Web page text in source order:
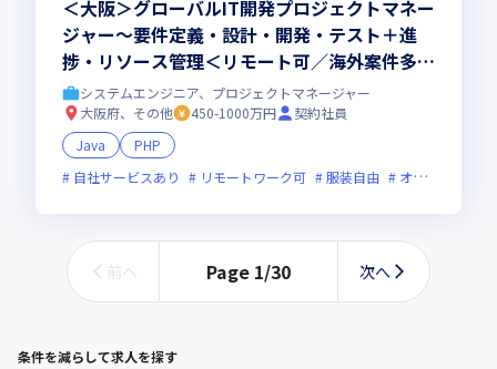
＜大阪＞グローバルIT開発プロジェクトマネー
ジャー～要件定義・設計・開発・テスト＋進
捗・リソース管理＜リモート可／海外案件多数
＞高収入／スキルUPを目指す方歓迎！
システムエンジニア、プロジェクトマネージャー
大阪府、その他
450-1000万円
契約社員
Java
PHP
自社サービスあり
リモートワーク可 服装自由 オンライン選考可
前へ Page 1/30 次へ
条件を減らして求人を探す